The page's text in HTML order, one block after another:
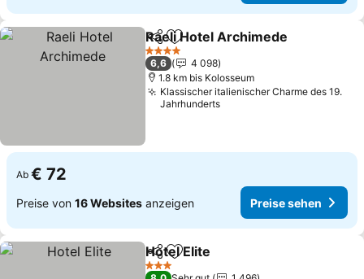
TeilenZu Favoriten hinzufügen
Raeli Hotel Archimede
4 Sterne
6,6
4 098
1.8 km bis Kolosseum
Klassischer italienischer Charme des 19.
Jahrhunderts
Ab € 72
Preise von 16 Websites anzeigen Preise sehen
TeilenZu Favoriten hinzufügen
Hotel Elite
3 Sterne